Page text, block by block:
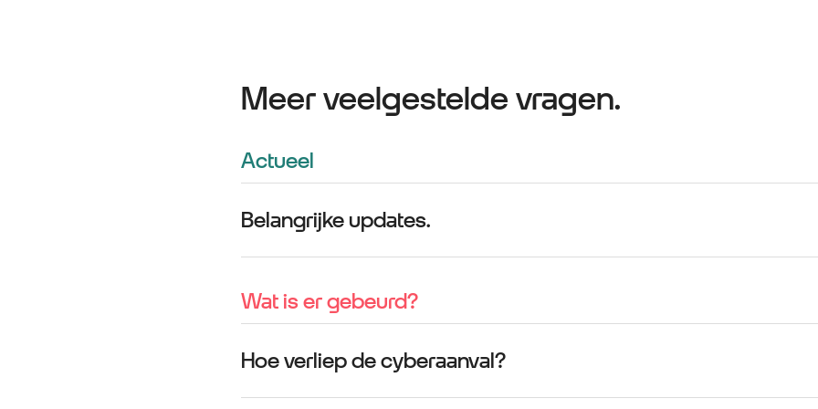
Meer veelgestelde vragen.
Actueel
Belangrijke updates.
Wat is er gebeurd?
Hoe verliep de cyberaanval?